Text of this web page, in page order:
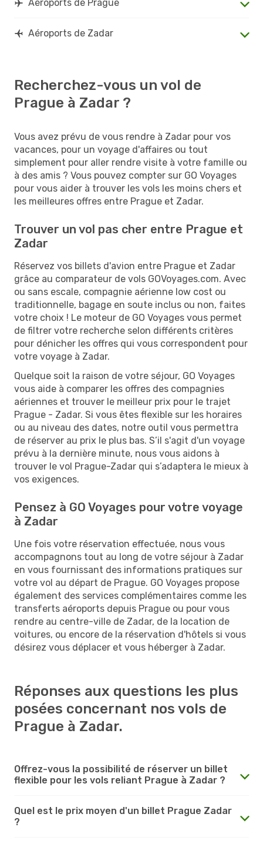
Aéroports de Prague
Aéroports de Zadar
Recherchez-vous un vol de
Prague à Zadar ?
Vous avez prévu de vous rendre à Zadar pour vos
vacances, pour un voyage d'affaires ou tout
simplement pour aller rendre visite à votre famille ou
à des amis ? Vous pouvez compter sur GO Voyages
pour vous aider à trouver les vols les moins chers et
les meilleures offres entre Prague et Zadar.
Trouver un vol pas cher entre Prague et
Zadar
Réservez vos billets d'avion entre Prague et Zadar
grâce au comparateur de vols GOVoyages.com. Avec
ou sans escale, compagnie aérienne low cost ou
traditionnelle, bagage en soute inclus ou non, faites
votre choix ! Le moteur de GO Voyages vous permet
de filtrer votre recherche selon différents critères
pour dénicher les offres qui vous correspondent pour
votre voyage à Zadar.
Quelque soit la raison de votre séjour, GO Voyages
vous aide à comparer les offres des compagnies
aériennes et trouver le meilleur prix pour le trajet
Prague - Zadar. Si vous êtes flexible sur les horaires
ou au niveau des dates, notre outil vous permettra
de réserver au prix le plus bas. S’il s'agit d'un voyage
prévu à la dernière minute, nous vous aidons à
trouver le vol Prague-Zadar qui s’adaptera le mieux à
vos exigences.
Pensez à GO Voyages pour votre voyage
à Zadar
Une fois votre réservation effectuée, nous vous
accompagnons tout au long de votre séjour à Zadar
en vous fournissant des informations pratiques sur
votre vol au départ de Prague. GO Voyages propose
également des services complémentaires comme les
transferts aéroports depuis Prague ou pour vous
rendre au centre-ville de Zadar, de la location de
voitures, ou encore de la réservation d'hôtels si vous
désirez vous déplacer et vous héberger à Zadar.
Réponses aux questions les plus
posées concernant nos vols de
Prague à Zadar.
Offrez-vous la possibilité de réserver un billet
flexible pour les vols reliant Prague à Zadar ?
Quel est le prix moyen d'un billet Prague Zadar
?